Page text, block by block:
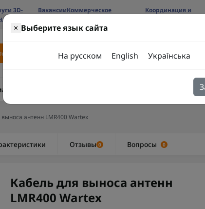
3D-
ВакансииКоммерческое
Координация и
антенн LMR400 Wartex
× Выберите язык сайта
На русском English Українська
Отзывы 0 Вопросы 0
Кабель для выноса антенн
LMR400 Wartex